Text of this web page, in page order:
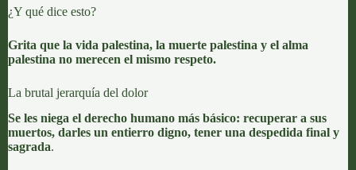
¿Y qué dice esto?
Grita que la vida palestina, la muerte palestina y el alma
palestina no merecen el mismo respeto.
La brutal jerarquía del dolor
Se les niega el derecho humano más básico: recuperar a sus
muertos, darles un entierro digno, tener una despedida final y
sagrada.